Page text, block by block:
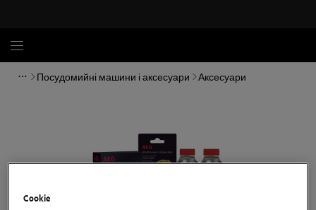
Посудомийні машини і аксесуари Аксесуари
Cookie